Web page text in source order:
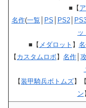
■【
名作(一覧 PS PS2│
ッ
■【 メダロット 】
【カスタムロボ】 名作
【装甲騎兵ボトムズ】【
ン